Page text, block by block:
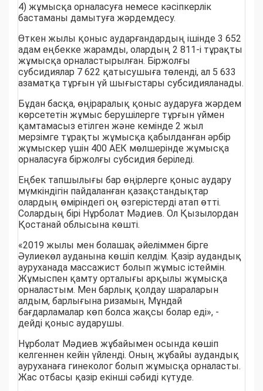
4) жұмысқа орналасуға немесе кәсіпкерлік
бастаманы дамытуға жәрдемдесу.
Өткен жылы қоныс аударғандардың ішінде 3 652
адам еңбекке жарамды, олардың 2 811-і тұрақты
жұмысқа орналастырылған. Біржолғы
субсидиялар 7 622 қатысушыға төленді, ал 5 633
азаматқа тұрғын үй шығыстары субсидияланады.
Бұдан басқа, өңіраралық қоныс аударуға жәрдем
көрсететін жұмыс берушілерге тұрғын үймен
қамтамасыз етілген және кемінде 2 жыл
мерзімге тұрақты жұмысқа қабылданған әрбір
жұмыскер үшін 400 АЕК мөлшерінде жұмысқа
орналасуға біржолғы субсидия беріледі.
Еңбек тапшылығы бар өңірлерге қоныс аудару
мүмкіндігін пайдаланған қазақстандықтар
олардың өміріндегі оң өзгерістерді атап өтті.
Солардың бірі Нұрболат Мәдиев. Ол Қызылордан
Қостанай облысына көшті.
«2019 жылы мен болашақ әйеліммен бірге
Әулиекөл ауданына көшіп келдім. Қазір аудандық
ауруханада массажист болып жұмыс істеймін.
Жұмыспен қамту орталығы арқылы жұмысқа
орналастым. Мен барлық қолдау шараларын
алдым, барлығына ризамын, Мұндай
бағдарламалар көп болса жақсы болар еді», -
дейді қоныс аударушы.
Нұрболат Мәдиев жұбайымен осында көшіп
келгеннен кейін үйленді. Оның жұбайы аудандық
ауруханаға гинеколог болып жұмысқа орналасты.
Жас отбасы қазір екінші сәбиді күтуде.